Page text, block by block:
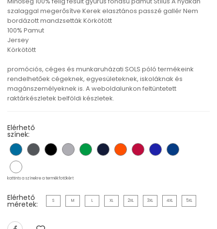
szalaggal megerősítve Kerek elasztános passzé gallér Nem
bordázott mandzsetták Körkötött
100% Pamut
Jersey
Körkötött
promóciós, céges és munkaruházati SOLS póló termékeink
rendelhetőek cégeknek, egyesületeknek, iskoláknak és
magánszemélyeknek is. A weboldalunkon feltüntetett
raktárkészletek belföldi készletek.
Elérhető
színek:
kattints a színekre a termékfotókért
Elérhető
méretek: S M L XL 2XL 3XL 4XL 5XL